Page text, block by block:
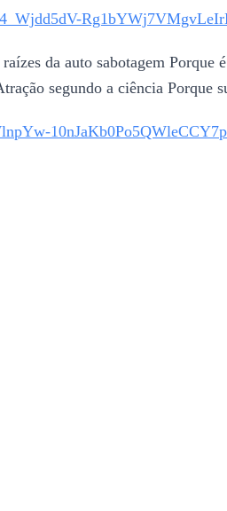
da auto sabotagem
segundo a ciência Porque